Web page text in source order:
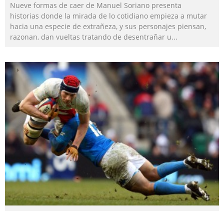
Nueve formas de caer de Manuel Soriano presenta
historias donde la mirada de lo cotidiano empieza a mutar
hacia una especie de extrañeza, y sus personajes piensan,
razonan, dan vueltas tratando de desentrañar u...